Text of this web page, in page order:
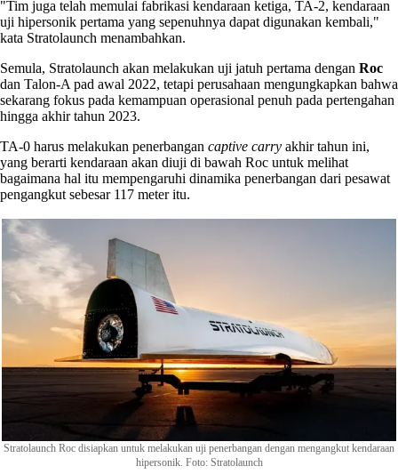
"Tim juga telah memulai fabrikasi kendaraan ketiga, TA-2, kendaraan
uji hipersonik pertama yang sepenuhnya dapat digunakan kembali,"
kata Stratolaunch menambahkan.
Semula, Stratolaunch akan melakukan uji jatuh pertama dengan Roc
dan Talon-A pad awal 2022, tetapi perusahaan mengungkapkan bahwa
sekarang fokus pada kemampuan operasional penuh pada pertengahan
hingga akhir tahun 2023.
TA-0 harus melakukan penerbangan captive carry akhir tahun ini,
yang berarti kendaraan akan diuji di bawah Roc untuk melihat
bagaimana hal itu mempengaruhi dinamika penerbangan dari pesawat
pengangkut sebesar 117 meter itu.
Stratolaunch Roc disiapkan untuk melakukan uji penerbangan dengan mengangkut kendaraan
hipersonik. Foto: Stratolaunch